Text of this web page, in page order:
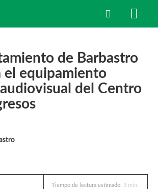
de Barbastro
el equipamiento
del Centro
Tiempo de lectura estimado: 3 min.